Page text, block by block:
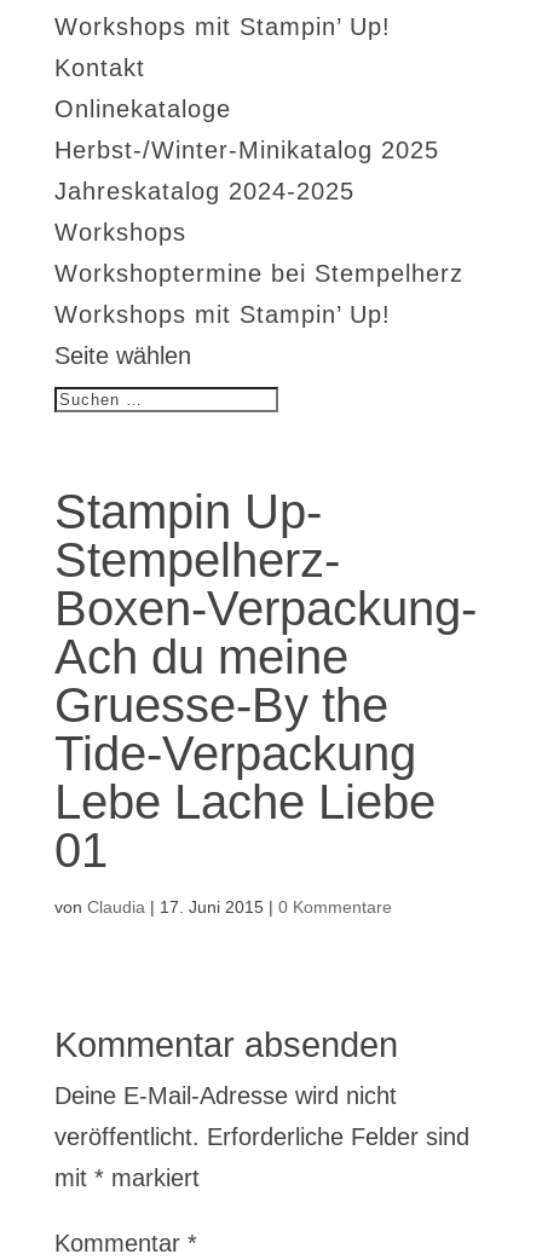
Workshops mit Stampin’ Up!
Kontakt
Onlinekataloge
Herbst-/Winter-Minikatalog 2025
Jahreskatalog 2024-2025
Workshops
Workshoptermine bei Stempelherz
Workshops mit Stampin’ Up!
Seite wählen
Stampin Up-
Stempelherz-
Boxen-Verpackung-
Ach du meine
Gruesse-By the
Tide-Verpackung
Lebe Lache Liebe
01
von Claudia | 17. Juni 2015| 0 Kommentare
Kommentar absenden
Deine E-Mail-Adresse wird nicht
veröffentlicht. Erforderliche Felder sind
mit *markiert
Kommentar *